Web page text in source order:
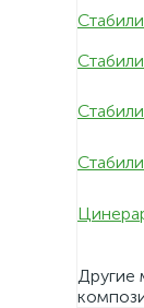
Другие